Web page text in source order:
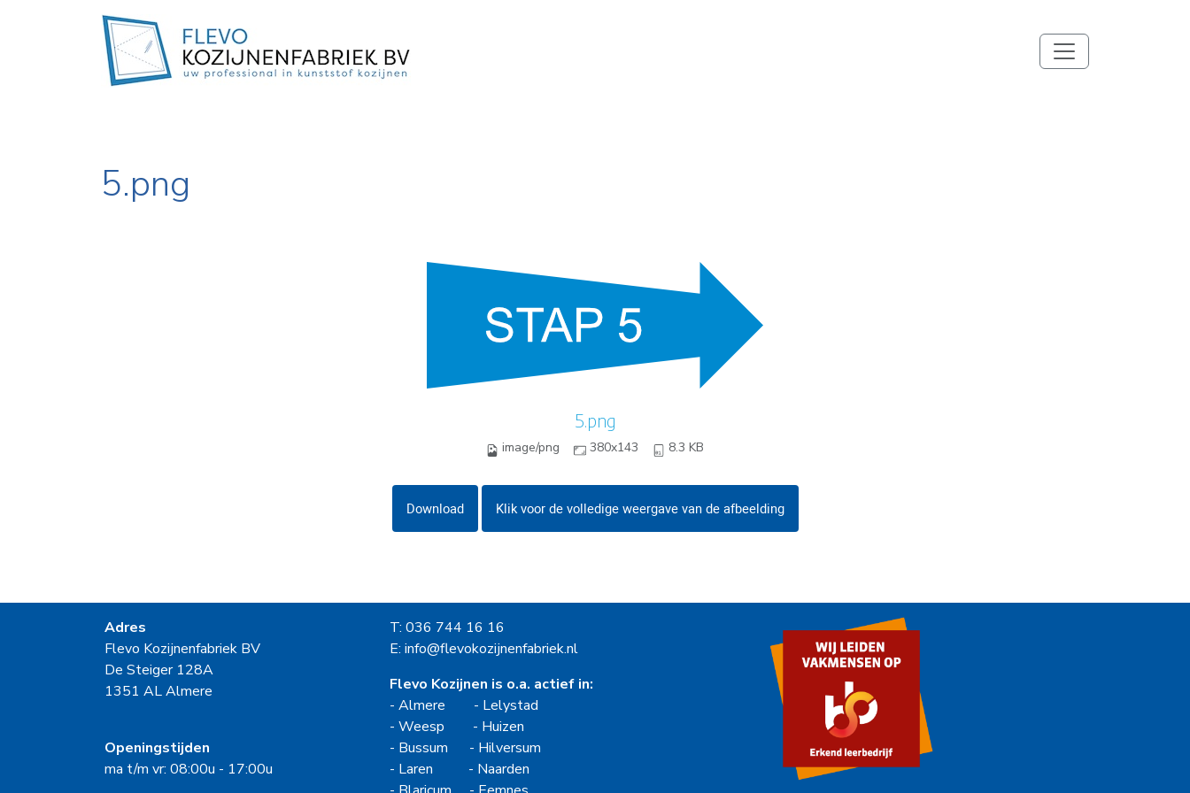
5.png
5.png
image/png 380x143 8.3 KB
Download Klik voor de volledige weergave van de afbeelding
Adres
Flevo Kozijnenfabriek BV
De Steiger 128A
1351 AL Almere
Openingstijden
ma t/m vr: 08:00u - 17:00u
T: 036 744 16 16
E: info@flevokozijnenfabriek.nl
Flevo Kozijnen is o.a. actief in:
-Almere - Lelystad
-Weesp - Huizen
- Bussum - Hilversum
- Laren - Naarden